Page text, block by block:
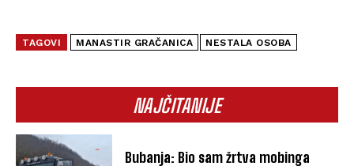
NAJČITANIJE
Bubanja: Bio sam žrtva mobinga
TAGOVI MANASTIR GRAČANICA NESTALA OSOBA